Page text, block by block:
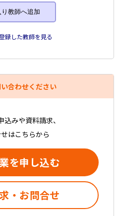
教師へ追加
録した教師を見る
合わせください
みや資料請求、
はこちらから
を申し込む
・お問合せ